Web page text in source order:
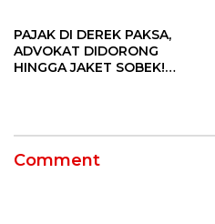
PAJAK DI DEREK PAKSA,
ADVOKAT DIDORONG
HINGGA JAKET SOBEK!
Comment